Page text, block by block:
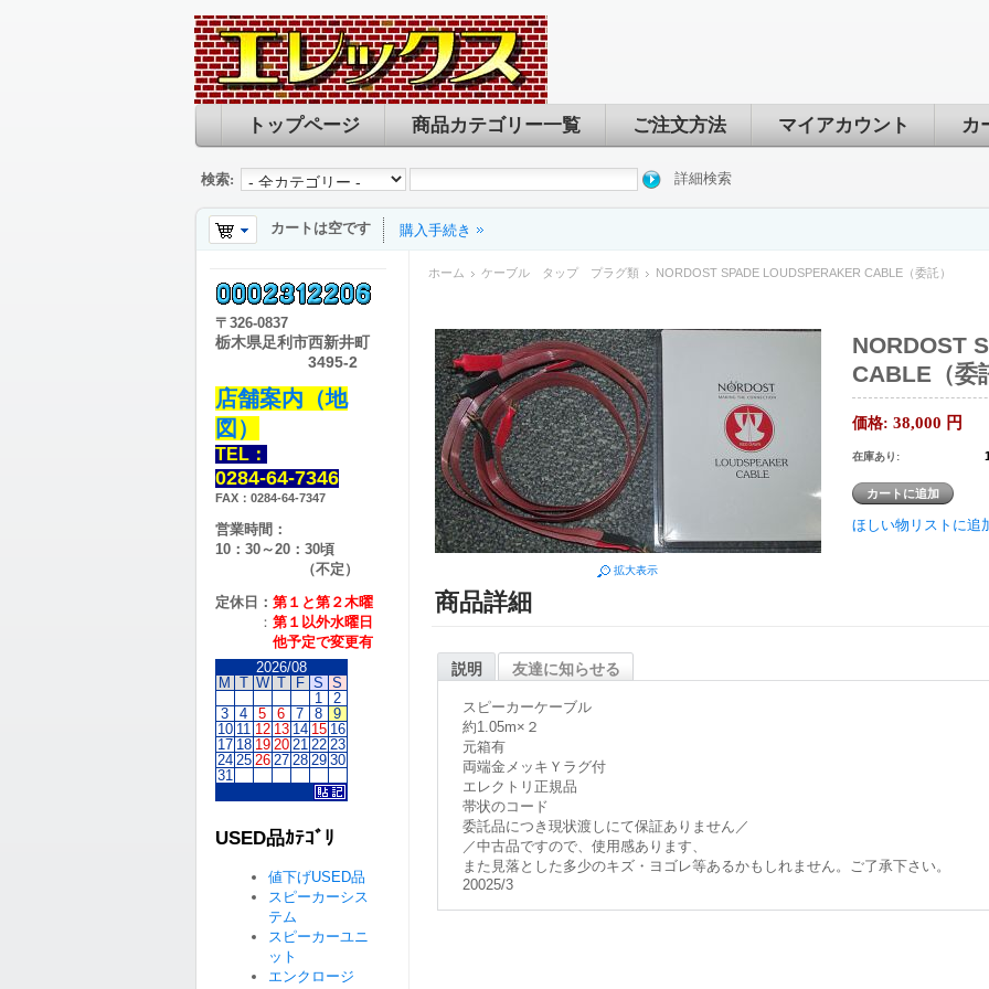
トップページ 商品カテゴリー一覧 ご注文方法 マイアカウント カ
検索: 詳細検索
カートは空です 購入手続き
ホーム ケーブル タップ プラグ類 NORDOST SPADE LOUDSPERAKER CABLE（委託）
拡大表示
NORDOST
CABLE（委
価格: 38,000 円
在庫あり:
ほしい物リストに追
商品詳細
説明 友達に知らせる
スピーカーケーブル
約1.05m×２
元箱有
両端金メッキＹラグ付
エレクトリ正規品
帯状のコード
委託品につき現状渡しにて保証ありません／
／中古品ですので、使用感あります、
また見落とした多少のキズ・ヨゴレ等あるかもしれません。ご了承下さい。
20025/3
〒 326-0837
栃木県足利市西新井町
3495-2
店舗案内（地
図）
TEL：
0284-64-7346
FAX：0284-64-7347
営業時間：
10：30～20：30頃
（不定）
定休日： 第１と第２木曜
： 第１以外水曜日
他予定で変更有
2026/08
M
T W T F S S
1
2
3
4 5 6 7 8
9
10 11 12 13 14 15 16
17 18 19 20 21 22 23
24 25 26 27 28 29 30
31
USED品ｶﾃｺﾞﾘ
値下げUSED品
スピーカーシス
テム
スピーカーユニ
ット
エンクロージ